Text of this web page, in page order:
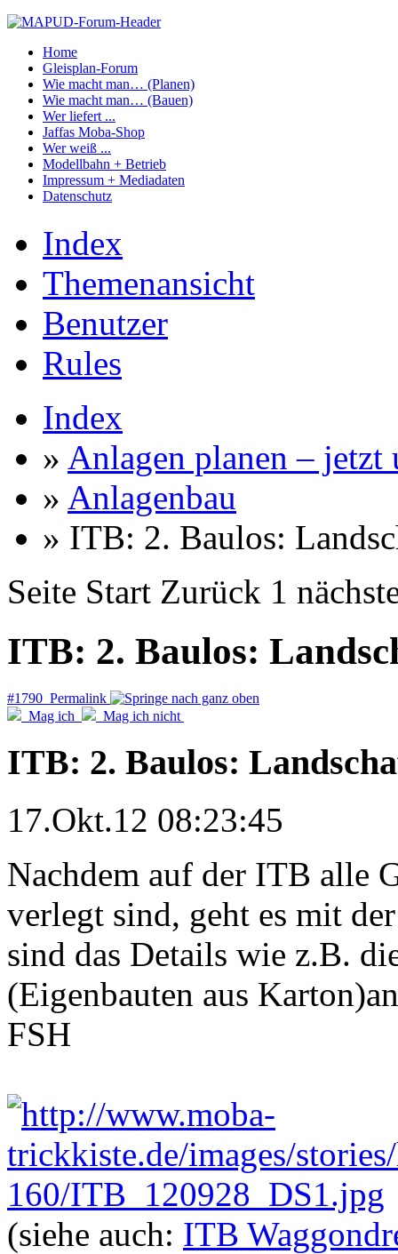
Home
Gleisplan-Forum
Wie macht man… (Planen)
Wie macht man… (Bauen)
Wer liefert ...
Jaffas Moba-Shop
Wer weiß ...
Modellbahn + Betrieb
Impressum + Mediadaten
Datenschutz
Index
Themenansicht
Benutzer
Rules
Index
» Anlagen planen – jetzt
» Anlagenbau
» ITB: 2. Baulos:
Seite Start Zurück 1
ITB: 2. Baulos:
#1790 Permalink
Mag ich
Mag ich nicht
ITB: 2. Baulos:
17.Okt.12 08:23:45
Nachdem auf der ITB alle
verlegt sind, geht es mit
sind das Details wie z.B.
(Eigenbauten aus
FSH
(siehe auch: ITB